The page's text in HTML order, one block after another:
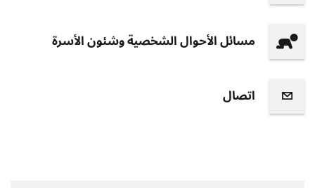
مسائل الأحوال الشخصية وشئون الأسرة
اتصال